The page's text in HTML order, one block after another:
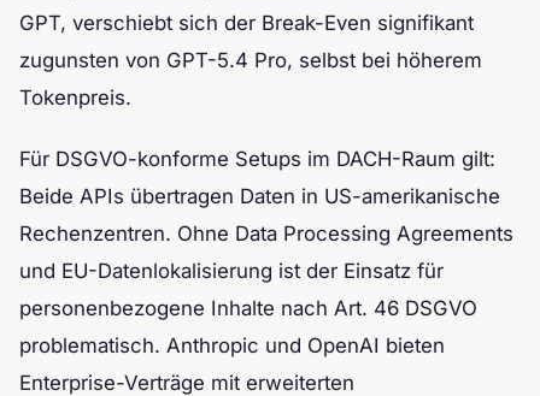
GPT, verschiebt sich der Break-Even signifikant
zugunsten von GPT-5.4 Pro, selbst bei höherem
Tokenpreis.
Für DSGVO-konforme Setups im DACH-Raum gilt:
Beide APIs übertragen Daten in US-amerikanische
Rechenzentren. Ohne Data Processing Agreements
und EU-Datenlokalisierung ist der Einsatz für
personenbezogene Inhalte nach Art. 46 DSGVO
problematisch. Anthropic und OpenAI bieten
Enterprise-Verträge mit erweiterten